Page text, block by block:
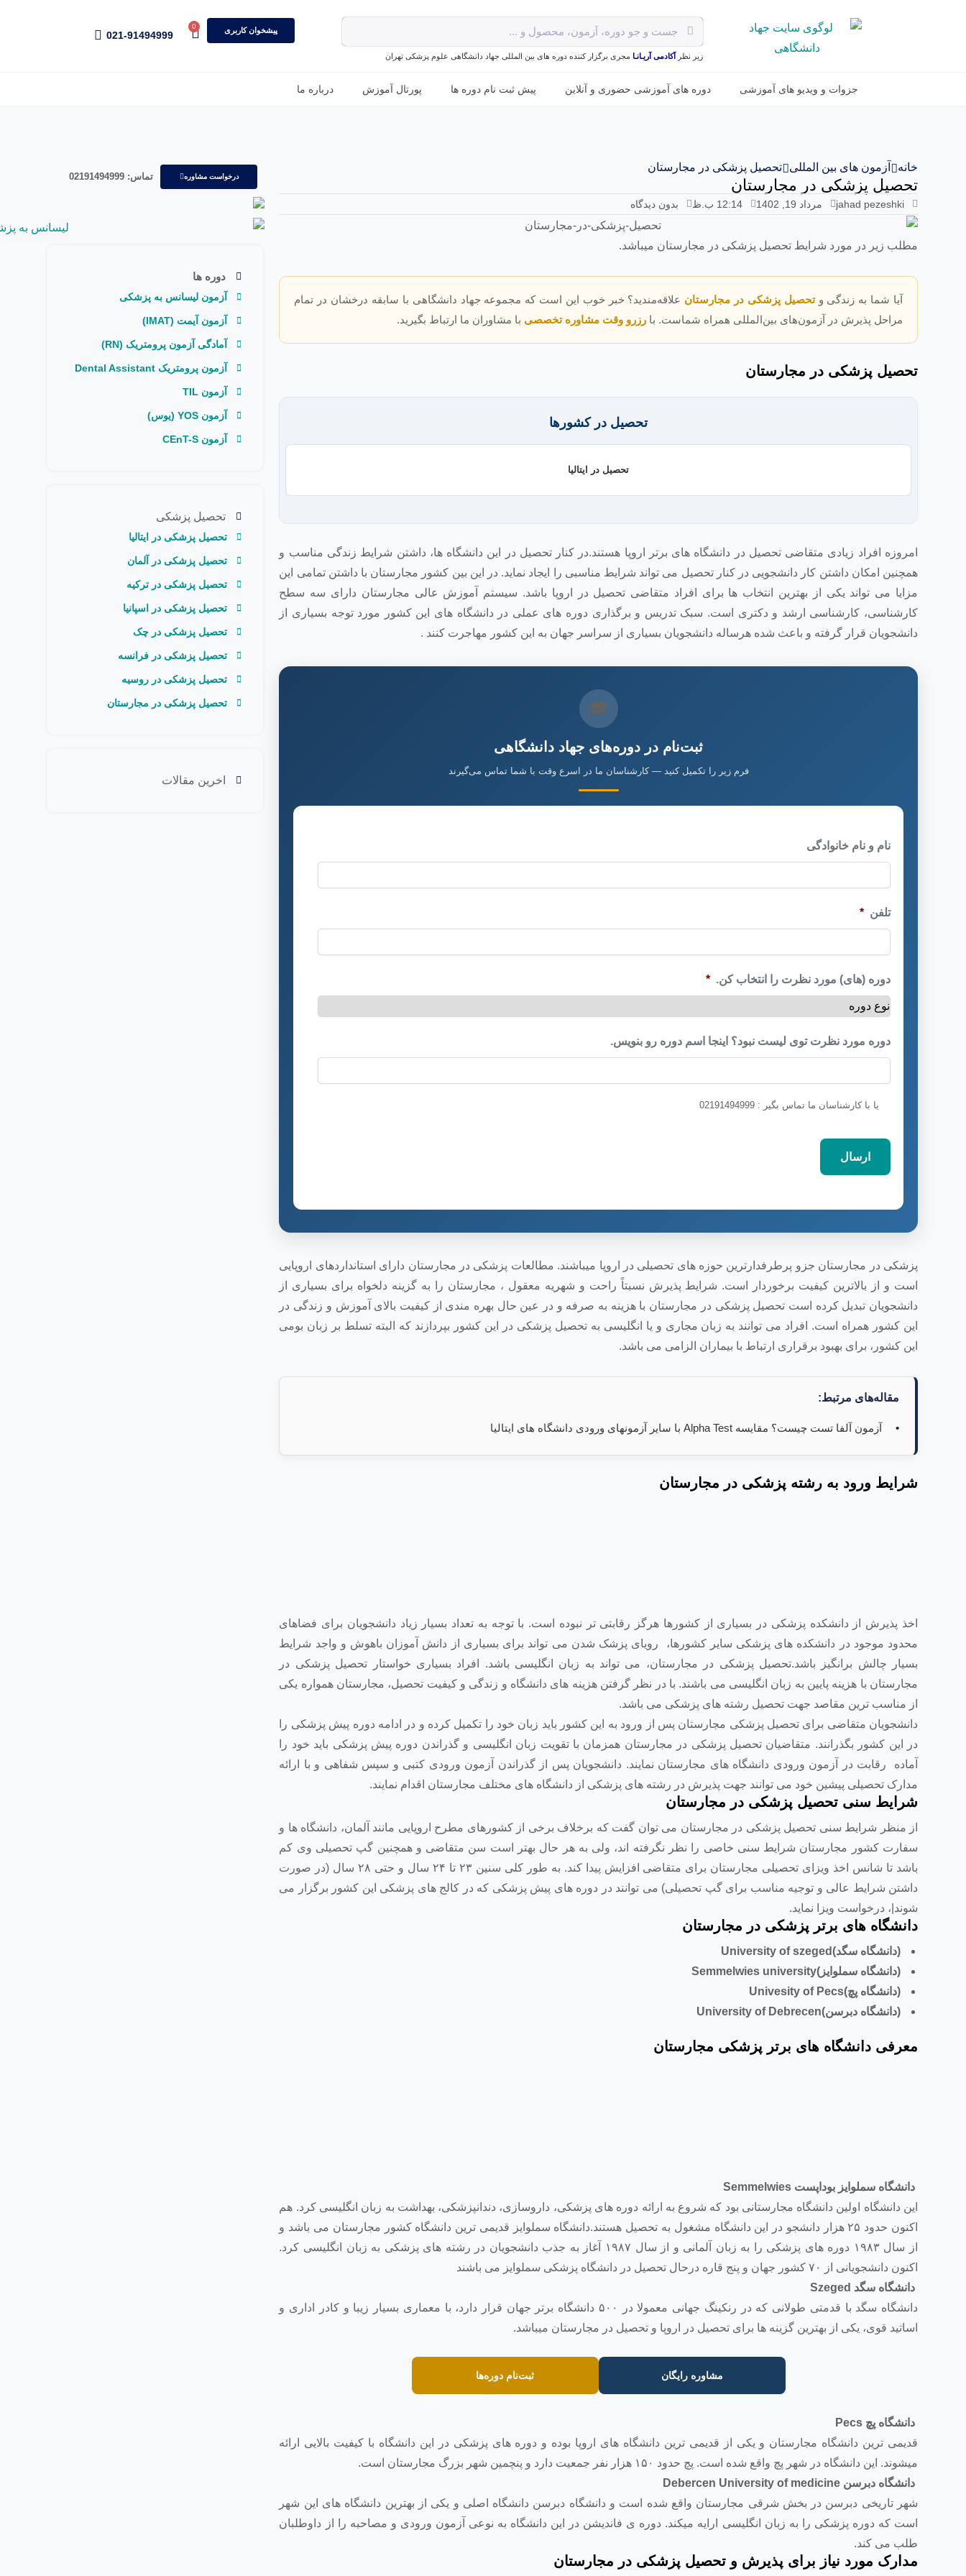
زیر نظر آکادمی آریـانـا مجری برگزار کننده دوره های بین المللی جهاد دانشگاهی علوم پزشکی تهران
پیشخوان کاربری 0
021-91494999
جزوات و ویدیو های آموزشی دوره های آموزشی حضوری و آنلاین پیش ثبت نام دوره ها پورتال آموزش درباره ما
درخواست مشاوره تماس: 02191494999
دوره ها
آزمون لیسانس به پزشکی
آزمون آیمت (IMAT)
آمادگی آزمون پرومتریک (RN)
آزمون پرومتریک Dental Assistant
آزمون TIL
آزمون YOS (یوس)
آزمون CEnT-S
تحصیل پزشکی
تحصیل پزشکی در ایتالیا
تحصیل پزشکی در آلمان
تحصیل پزشکی در ترکیه
تحصیل پزشکی در اسپانیا
تحصیل پزشکی در چک
تحصیل پزشکی در فرانسه
تحصیل پزشکی در روسیه
تحصیل پزشکی در مجارستان
اخرین مقالات
خانه آزمون های بین المللی تحصیل پزشکی در مجارستان
تحصیل پزشکی در مجارستان
jahad pezeshki مرداد 19, 1402 12:14 ب.ظ بدون دیدگاه
مطلب زیر در مورد شرایط تحصیل پزشکی در مجارستان میباشد.
آیا شما به زندگی وتحصیل پزشکی در مجارستان علاقه‌مندید؟ خبر خوب این است که مجموعه جهاد دانشگاهی با سابقه درخشان در تمام
مراحل پذیرش در آزمون‌های بین‌المللی همراه شماست. با رزرو وقت مشاوره تخصصی با مشاوران ما ارتباط بگیرید.
تحصیل پزشکی در مجارستان
تحصیل در کشورها
تحصیل در ایتالیا
امروزه افراد زیادی متقاضی تحصیل در دانشگاه های برتر اروپا هستند.در کنار تحصیل در این دانشگاه ها، داشتن شرایط زندگی مناسب و
همچنین امکان داشتن کار دانشجویی در کنار تحصیل می تواند شرایط مناسبی را ایجاد نماید. در این بین کشور مجارستان با داشتن تمامی این
مزایا می تواند یکی از بهترین انتخاب ها برای افراد متقاضی تحصیل در اروپا باشد. سیستم آموزش عالی مجارستان دارای سه سطح
کارشناسی، کارشناسی ارشد و دکتری است. سبک تدریس و برگذاری دوره های عملی در دانشگاه های این کشور مورد توجه بسیاری از
دانشجویان قرار گرفته و باعث شده هرساله دانشجویان بسیاری از سراسر جهان به این کشور مهاجرت کنند .
🎓
ثبت‌نام در دوره‌های جهاد دانشگاهی
فرم زیر را تکمیل کنید — کارشناسان ما در اسرع وقت با شما تماس می‌گیرند
نام و نام خانوادگی
تلفن *
دوره (های) مورد نظرت را انتخاب کن. *
دوره مورد نظرت توی لیست نبود؟ اینجا اسم دوره رو بنویس.
یا با کارشناسان ما تماس بگیر : 02191494999
پزشکی در مجارستان جزو پرطرفدارترین حوزه های تحصیلی در اروپا میباشند. مطالعات پزشکی در مجارستان دارای استانداردهای اروپایی
است و از بالاترین کیفیت برخوردار است. شرایط پذیرش نسبتاً راحت و شهریه معقول ، مجارستان را به گزینه دلخواه برای بسیاری از
دانشجویان تبدیل کرده است تحصیل پزشکی در مجارستان با هزینه به صرفه و در عین حال بهره مندی از کیفیت بالای آموزش و زندگی در
این کشور همراه است. افراد می توانند به زبان مجاری و یا انگلیسی به تحصیل پزشکی در این کشور بپردازند که البته تسلط بر زبان بومی
این کشور، برای بهبود برقراری ارتباط با بیماران الزامی می باشد.
مقاله‌های مرتبط:
آزمون آلفا تست چیست؟ مقایسه Alpha Test با سایر آزمونهای ورودی دانشگاه های ایتالیا
شرایط ورود به رشته پزشکی در مجارستان
اخذ پذیرش از دانشکده پزشکی در بسیاری از کشورها هرگز رقابتی تر نبوده است. با توجه به تعداد بسیار زیاد دانشجویان برای فضاهای
محدود موجود در دانشکده های پزشکی سایر کشورها، رویای پزشک شدن می تواند برای بسیاری از دانش آموزان باهوش و واجد شرایط
بسیار چالش برانگیز باشد.تحصیل پزشکی در مجارستان، می تواند به زبان انگلیسی باشد. افراد بسیاری خواستار تحصیل پزشکی در
مجارستان با هزینه پایین به زبان انگلیسی می باشند. با در نظر گرفتن هزینه های دانشگاه و زندگی و کیفیت تحصیل، مجارستان همواره یکی
از مناسب ترین مقاصد جهت تحصیل رشته های پزشکی می باشد.
دانشجویان متقاضی برای تحصیل پزشکی مجارستان پس از ورود به این کشور باید زبان خود را تکمیل کرده و در ادامه دوره پیش پزشکی را
در این کشور بگذرانند. متقاضیان تحصیل پزشکی در مجارستان همزمان با تقویت زبان انگلیسی و گذراندن دوره پیش پزشکی باید خود را
آماده رقابت در آزمون ورودی دانشگاه های مجارستان نمایند. دانشجویان پس از گذراندن آزمون ورودی کتبی و سپس شفاهی و با ارائه
مدارک تحصیلی پیشین خود می توانند جهت پذیرش در رشته های پزشکی از دانشگاه های مختلف مجارستان اقدام نمایند.
شرایط سنی تحصیل پزشکی در مجارستان
از منظر شرایط سنی تحصیل پزشکی در مجارستان می توان گفت که برخلاف برخی از کشورهای مطرح اروپایی مانند آلمان، دانشگاه ها و
سفارت کشور مجارستان شرایط سنی خاصی را نظر نگرفته اند، ولی به هر حال بهتر است سن متقاضی و همچنین گپ تحصیلی وی کم
باشد تا شانس اخذ ویزای تحصیلی مجارستان برای متقاضی افزایش پیدا کند. به طور کلی سنین ۲۳ تا ۲۴ سال و حتی ۲۸ سال (در صورت
داشتن شرایط عالی و توجیه مناسب برای گپ تحصیلی) می توانند در دوره های پیش پزشکی که در کالج های پزشکی این کشور برگزار می
شوند|، درخواست ویزا نماید.
دانشگاه های برتر پزشکی در مجارستان
(دانشگاه سگد)University of szeged
(دانشگاه سملوایز)Semmelwies university
(دانشگاه پچ)Univesity of Pecs
(دانشگاه دبرسن)University of Debrecen
معرفی دانشگاه های برتر پزشکی مجارستان
دانشگاه سملوایز بوداپست Semmelwies
این دانشگاه اولین دانشگاه مجارستانی بود که شروع به ارائه دوره های پزشکی، داروسازی، دندانپزشکی، بهداشت به زبان انگلیسی کرد. هم
اکنون حدود ٢۵ هزار دانشجو در این دانشگاه مشغول به تحصیل هستند.دانشگاه سملوایز قدیمی ترین دانشگاه کشور مجارستان می باشد و
از سال ۱۹۸۳ دوره های پزشکی را به زبان آلمانی و از سال ۱۹۸۷ آغاز به جذب دانشجویان در رشته های پزشکی به زبان انگلیسی کرد.
اکنون دانشجویانی از ۷۰ کشور جهان و پنج قاره درحال تحصیل در دانشگاه پزشکی سملوایز می باشند
دانشگاه سگد Szeged
دانشگاه سگد با قدمتی طولانی که در رنکینگ جهانی معمولا در ۵٠٠ دانشگاه برتر جهان قرار دارد، با معماری بسیار زیبا و کادر اداری و
اساتید قوی، یکی از بهترین گزینه ها برای تحصیل در اروپا و تحصیل در مجارستان میباشد.
مشاوره رایگان ثبت‌نام دوره‌ها
دانشگاه پچ Pecs
قدیمی ترین دانشگاه مجارستان و یکی از قدیمی ترین دانشگاه های اروپا بوده و دوره های پزشکی در این دانشگاه با کیفیت بالایی ارائه
میشوند. این دانشگاه در شهر پچ واقع شده است. پچ حدود ۱۵۰ هزار نفر جمعیت دارد و پنچمین شهر بزرگ مجارستان است.
دانشگاه دبرسن Debercen University of medicine
شهر تاریخی دبرسن در بخش شرقی مجارستان واقع شده است و دانشگاه دبرسن دانشگاه اصلی و یکی از بهترین دانشگاه های این شهر
است که دوره پزشکی را به زبان انگلیسی ارایه میکند. دوره ی فاندیشن در این دانشگاه به نوعی آزمون ورودی و مصاحبه را از داوطلبان
طلب می کند.
مدارک مورد نیاز برای پذیرش و تحصیل پزشکی در مجارستان